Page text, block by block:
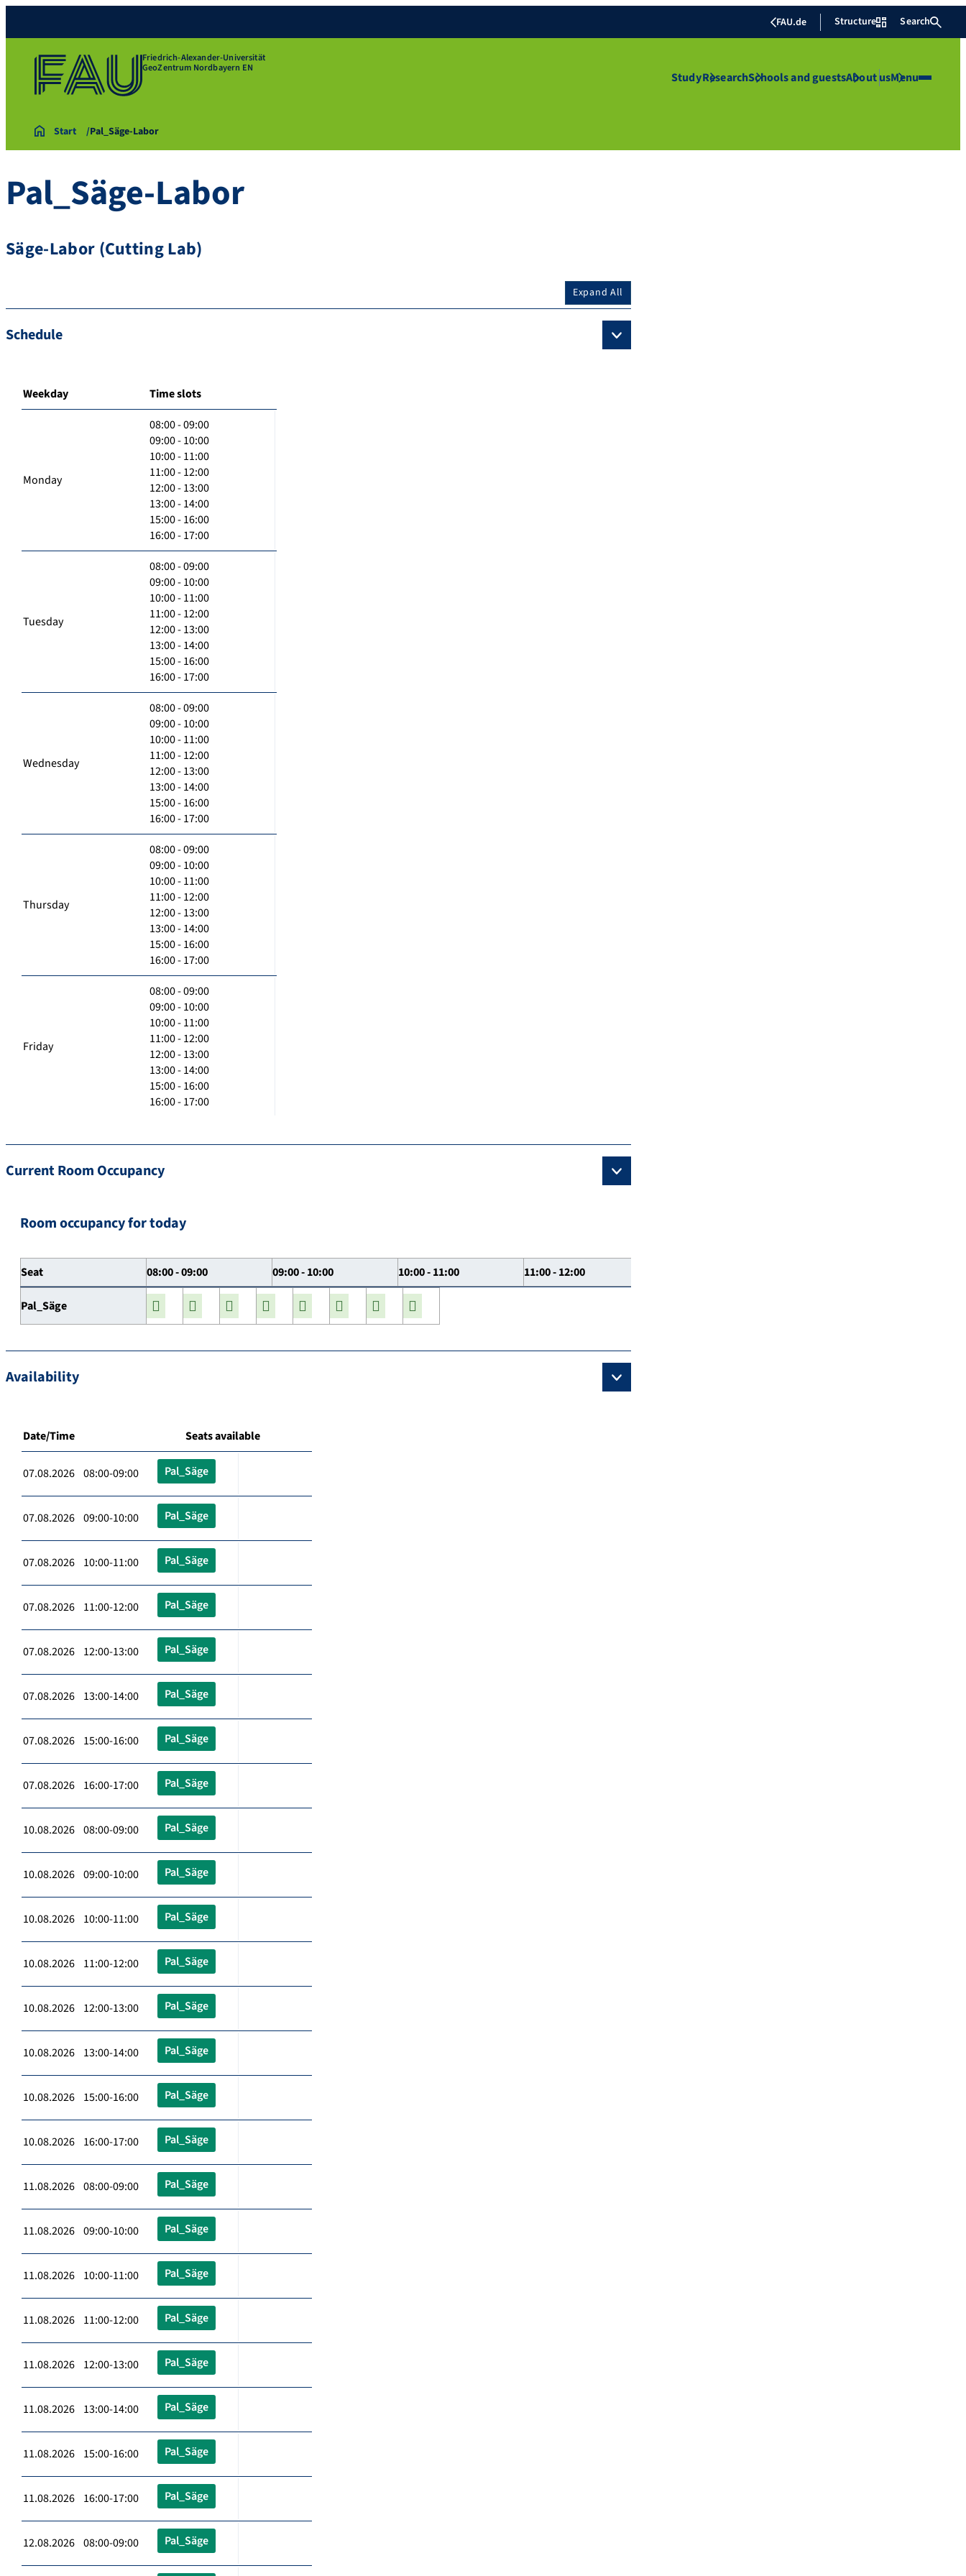
FAU.de Structure Search
Friedrich-Alexander-Universität
GeoZentrum Nordbayern EN
StudyResearchSchools and guestsAbout usMenu
Start Pal_Säge-Labor
Pal_Säge-Labor
Säge-Labor (Cutting Lab)
Expand All
Schedule
Weekday Time slots
Monday
08:00 - 09:00
09:00 - 10:00
10:00 - 11:00
11:00 - 12:00
12:00 - 13:00
13:00 - 14:00
15:00 - 16:00
16:00 - 17:00
Tuesday
08:00 - 09:00
09:00 - 10:00
10:00 - 11:00
11:00 - 12:00
12:00 - 13:00
13:00 - 14:00
15:00 - 16:00
16:00 - 17:00
Wednesday
08:00 - 09:00
09:00 - 10:00
10:00 - 11:00
11:00 - 12:00
12:00 - 13:00
13:00 - 14:00
15:00 - 16:00
16:00 - 17:00
Thursday
08:00 - 09:00
09:00 - 10:00
10:00 - 11:00
11:00 - 12:00
12:00 - 13:00
13:00 - 14:00
15:00 - 16:00
16:00 - 17:00
Friday
08:00 - 09:00
09:00 - 10:00
10:00 - 11:00
11:00 - 12:00
12:00 - 13:00
13:00 - 14:00
15:00 - 16:00
16:00 - 17:00
Current Room Occupancy
Room occupancy for today
Seat 08:00 - 09:00 09:00 - 10:00 10:00 - 11:00 11:00 - 12:00
Pal_Säge
Availability
Date/Time Seats available
07.08.2026 08:00-09:00 Pal_Säge
07.08.2026 09:00-10:00 Pal_Säge
07.08.2026 10:00-11:00 Pal_Säge
07.08.2026 11:00-12:00 Pal_Säge
07.08.2026 12:00-13:00 Pal_Säge
07.08.2026 13:00-14:00 Pal_Säge
07.08.2026 15:00-16:00 Pal_Säge
07.08.2026 16:00-17:00 Pal_Säge
10.08.2026 08:00-09:00 Pal_Säge
10.08.2026 09:00-10:00 Pal_Säge
10.08.2026 10:00-11:00 Pal_Säge
10.08.2026 11:00-12:00 Pal_Säge
10.08.2026 12:00-13:00 Pal_Säge
10.08.2026 13:00-14:00 Pal_Säge
10.08.2026 15:00-16:00 Pal_Säge
10.08.2026 16:00-17:00 Pal_Säge
11.08.2026 08:00-09:00 Pal_Säge
11.08.2026 09:00-10:00 Pal_Säge
11.08.2026 10:00-11:00 Pal_Säge
11.08.2026 11:00-12:00 Pal_Säge
11.08.2026 12:00-13:00 Pal_Säge
11.08.2026 13:00-14:00 Pal_Säge
11.08.2026 15:00-16:00 Pal_Säge
11.08.2026 16:00-17:00 Pal_Säge
12.08.2026 08:00-09:00 Pal_Säge